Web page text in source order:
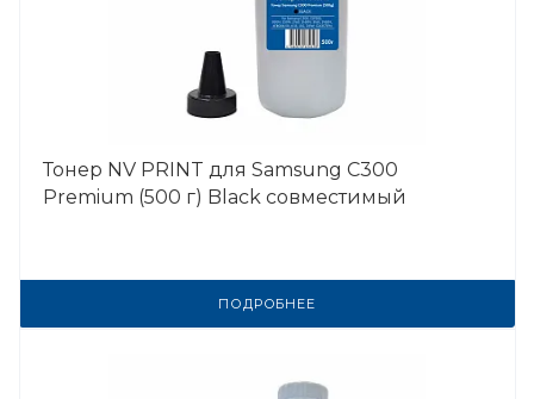
Тонер NV PRINT для Samsung C300
Premium (500 г) Black совместимый
ПОДРОБНЕЕ